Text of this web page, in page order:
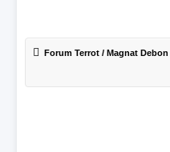
Forum Terrot / Magnat Debon